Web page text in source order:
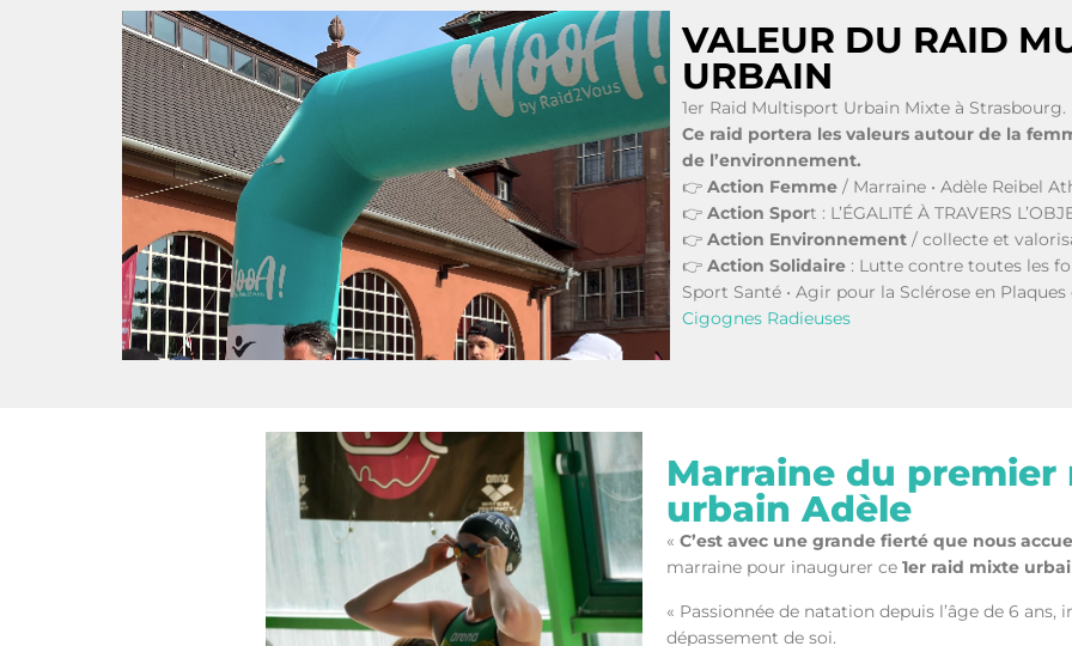
VALEUR DU RAID
URBAIN
1er Raid Multisport Urbain Mixte à Strasbourg.
Ce raid portera les valeurs autour de la
de l’environnement.
👉 Action Femme/ Marraine • Adèle Reibel
👉 Action Sport : L’ÉGALITÉ À TRAVERS
👉 Action Environnement/ collecte et
👉 Action Solidaire: Lutte contre toutes les
Sport Santé • Agir pour la Sclérose en
Cigognes Radieuses
Marraine du
urbain Adèle
« C’est avec une grande fierté que nous
marraine pour inaugurer ce 1er raid mixte
« Passionnée de natation depuis l’âge de 6 ans,
dépassement de soi.